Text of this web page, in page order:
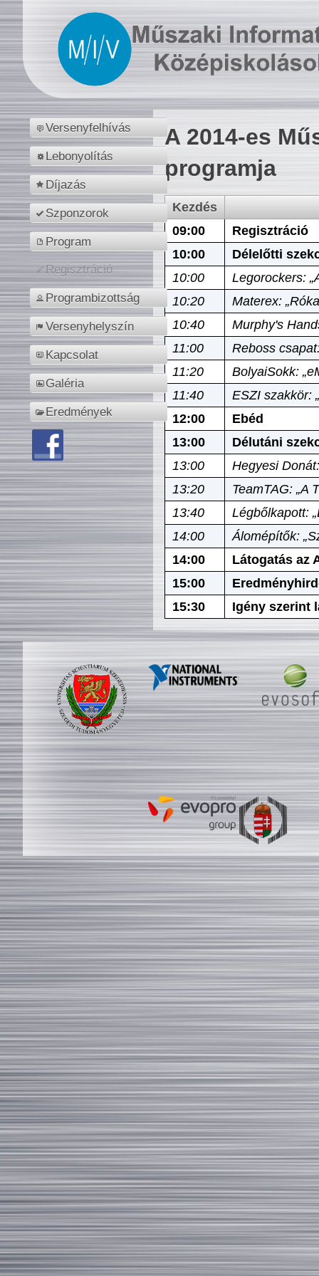
Versenyfelhívás
Lebonyolítás
Díjazás
Szponzorok
Program
Regisztráció
Programbizottság
Versenyhelyszín
Kapcsolat
Galéria
Eredmények
A 2014-es
programja
Kezdés
09:00
Regisztráció
10:00
Délelőtti
10:00
Legorockers:
10:20
Materex:
10:40
Murphy's
11:00
Reboss
11:20
BolyaiSokk:
11:40
ESZI szakkör:
12:00
Ebéd
13:00
Délutáni
13:00
Hegyesi
13:20
TeamTAG: „A
13:40
Légbőlkapott:
14:00
Álomépítők:
14:00
Látogatás az
15:00
15:30
Igény szerint